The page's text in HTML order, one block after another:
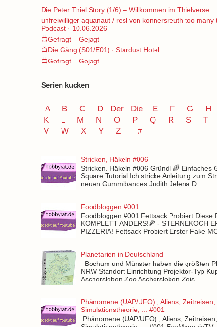
Die Peter Thiel Story (1/6) – Willkommen im Thielverse
unfreiwilliger aquanaut / resl von konnersreuth too many
Podcast · 10.06.2026
📺Gefragt – Gejagt
📺Die Gäng (S01/E01) ∙ Stardust Hotel
📺Gefragt – Gejagt
Serien kucken
A B C D Der Die E F G
H
K
L M N O P Q R S
T
V
W X Y Z #
Stricken, Häkeln #006
Stricken, Häkeln #006 Gründl 🌈 Einfaches
Square Tutorial Ich stricke Anleitung zum
neuen Gummibandes Judith Jelena D...
Foodbloggen #001
Foodbloggen #001 Fettsack Probiert Diese
KOMPLETT ANDERS!🍕 - STERNEKOCH
PIZZERIA! Fettsack Probiert Erster Fake
Planetarien in Deutschland
Bochum und Münster haben die größten
NRW Standort Einrichtung Projektor-Typ
Aschersleben Zoo Aschersleben Zeis...
Phänomene (UAP/UFO) , Aliens, Zeitreisen,
Simulationstheorie, ... #001
Phänomene (UAP/UFO) , Aliens, Zeitreisen,